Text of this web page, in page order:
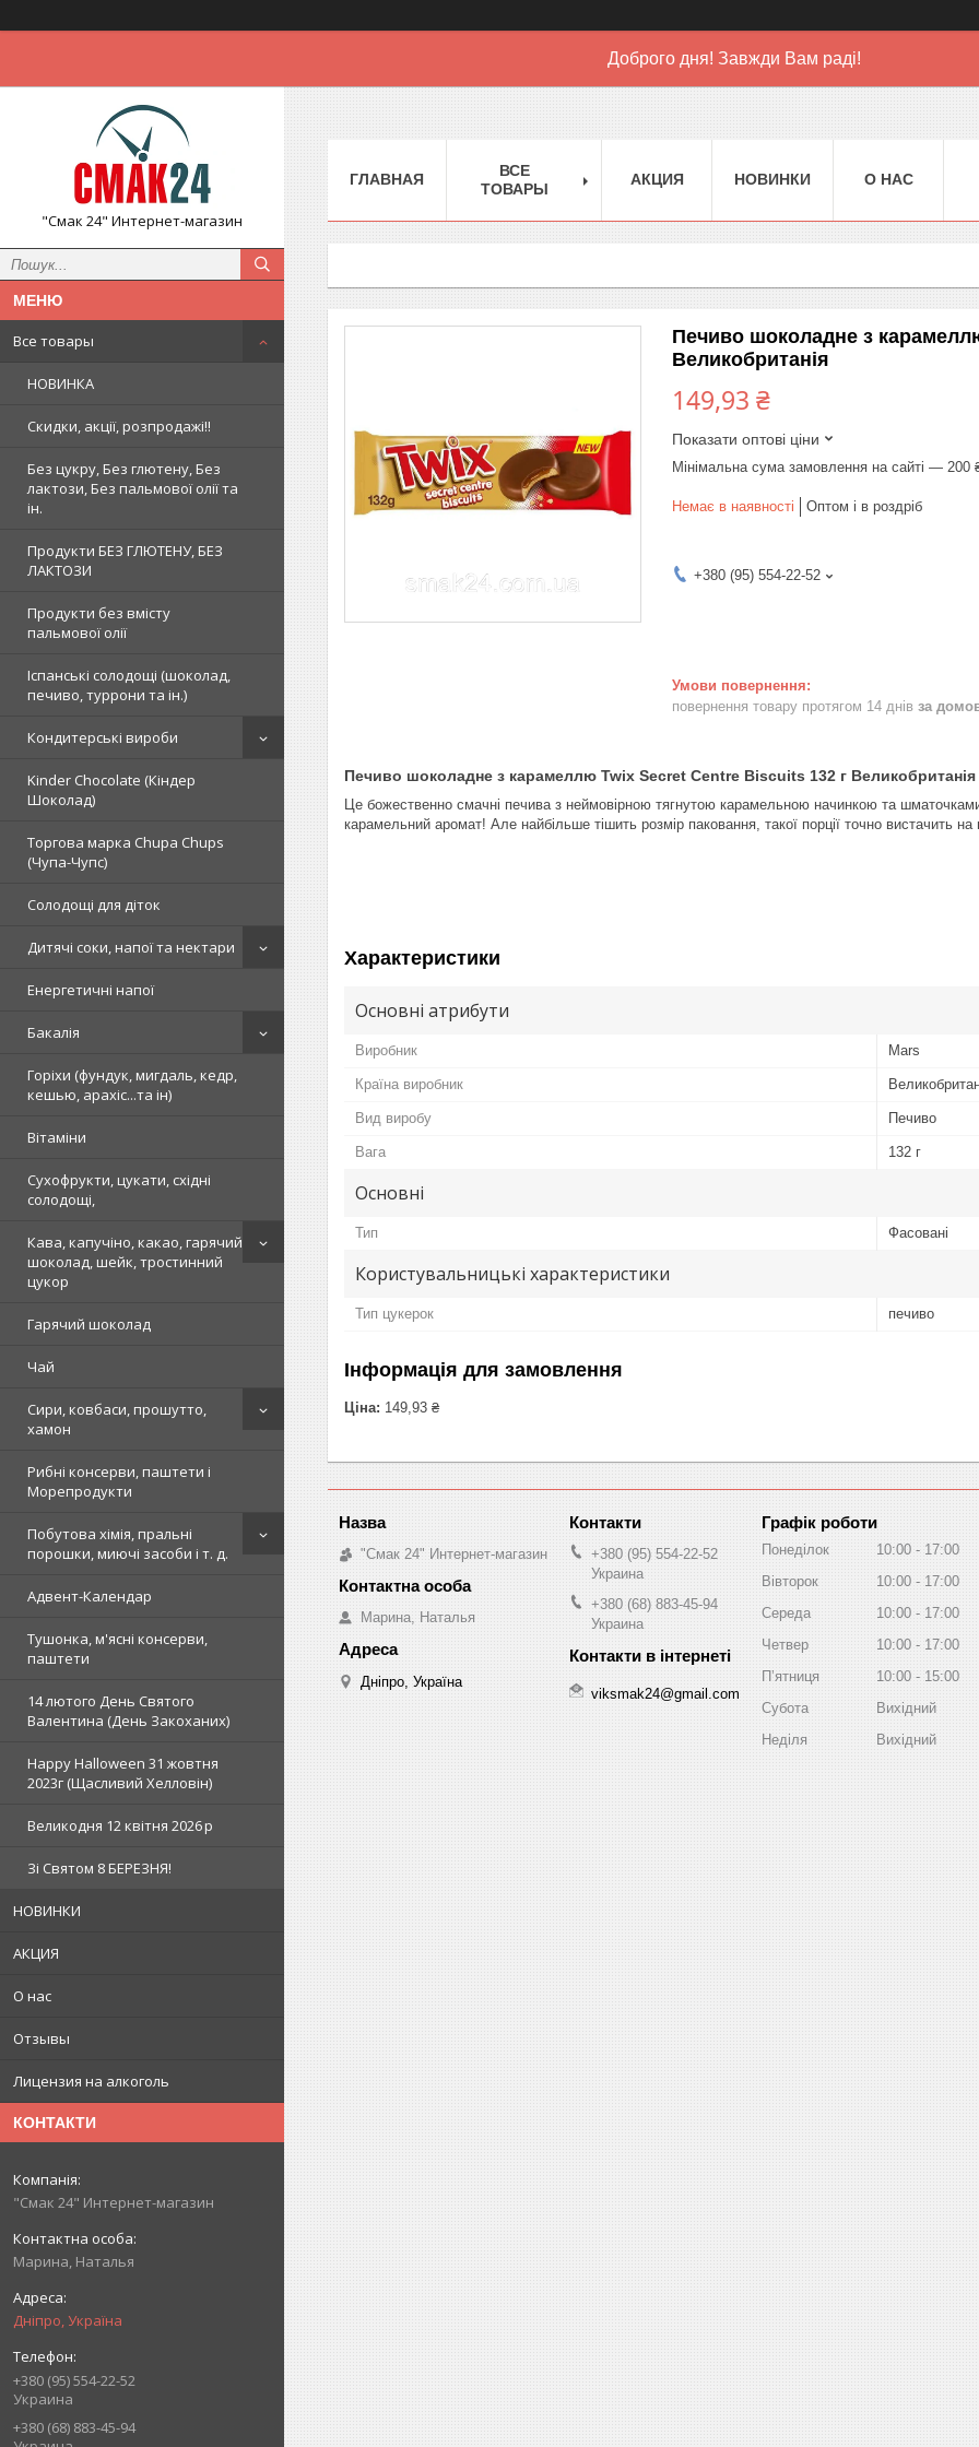
Доброго дня! Завжди Вам раді!
"Смак 24" Интернет-магазин
Все товары
НОВИНКА
Скидки, акції, розпродажі!!
Без цукру, Без глютену, Без
лактози, Без пальмової олії та
ін.
Продукти БЕЗ ГЛЮТЕНУ, БЕЗ
ЛАКТОЗИ
Продукти без вмісту
пальмової олії
Іспанські солодощі (шоколад,
печиво, туррони та ін.)
Кондитерські вироби
Kinder Chocolate (Кіндер
Шоколад)
Торгова марка Chupa Chups
(Чупа-Чупс)
Солодощі для діток
Дитячі соки, напої та нектари
Енергетичні напої
Бакалія
Горіхи (фундук, мигдаль, кедр,
кешью, арахіс...та ін)
Вітаміни
Сухофрукти, цукати, східні
солодощі,
Кава, капучіно, какао, гарячий
шоколад, шейк, тростинний
цукор
Гарячий шоколад
Чай
Сири, ковбаси, прошутто,
хамон
Рибні консерви, паштети і
Морепродукти
Побутова хімія, пральні
порошки, миючі засоби і т. д.
Адвент-Календар
Тушонка, м'ясні консерви,
паштети
14 лютого День Святого
Валентина (День Закоханих)
Happy Halloween 31 жовтня
2023г (Щасливий Хелловін)
Великодня 12 квітня 2026 р
Зi Святом 8 БЕРЕЗНЯ!
НОВИНКИ
АКЦИЯ
О нас
Отзывы
Лицензия на алкоголь
КОНТАКТИ
"Смак 24" Интернет-магазин
Марина, Наталья
Дніпро, Україна
+380 (95) 554-22-52
Украина
+380 (68) 883-45-94
ГЛАВНАЯ
ВСЕ
ТОВАРЫ
АКЦИЯ НОВИНКИ О НАС
Печиво шоколадне з
Великобританія
149,93 ₴
Показати оптові ціни
Мінімальна сума замовлення на сайті — 200
Немає в наявності Оптом і в роздріб
+380 (95) 554-22-52
повернення товару протягом 14 днів за
Печиво шоколадне з карамеллю Twix Secret Centre Biscuits 132 г Великобританія
Це божественно смачні печива з неймовірною тягнутою карамельною начинкою та
карамельний аромат! Але найбільше тішить розмір паковання, такої порції точно вистачить
Характеристики
Основні атрибути
Виробник Mars
Країна виробник
Вид виробу Печиво
Вага 132 г
Основні
Тип Фасовані
Користувальницькі характеристики
Тип цукерок печиво
Інформація для замовлення
Ціна: 149,93 ₴
"Смак 24" Интернет-магазин
Марина, Наталья
Дніпро, Україна
+380 (95) 554-22-52
Украина
+380 (68) 883-45-94
Украина
viksmak24@gmail.com
Графік роботи
Понеділок 10:00
17:00
Вівторок
10:00
17:00
Середа
10:00
17:00
Четвер
10:00
17:00
Пʼятниця
10:00
15:00
Субота
Вихідний
Неділя
Вихідний